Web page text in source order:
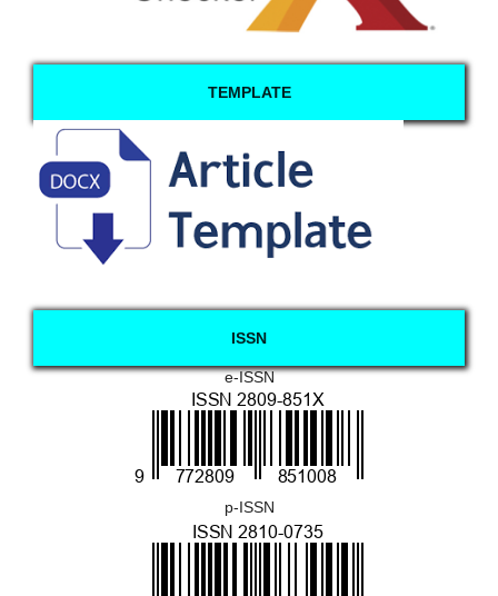
TEMPLATE
ISSN
e-ISSN
p-ISSN